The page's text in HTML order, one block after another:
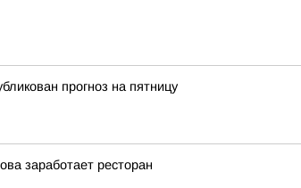
прогноз на пятницу
заработает ресторан